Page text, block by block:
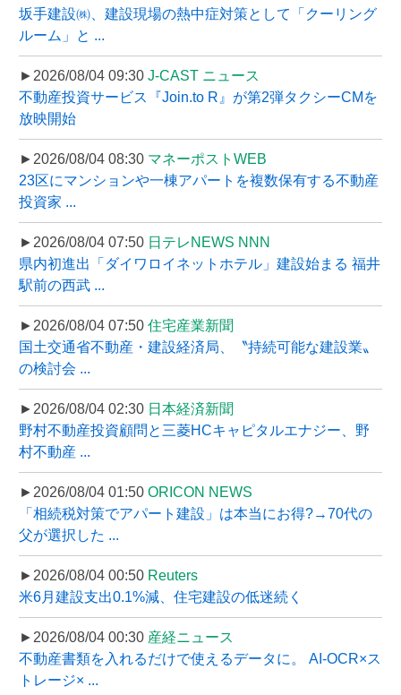
坂手建設㈱、建設現場の熱中症対策として「クーリング
ルーム」と ...
►2026/08/04 09:30 J-CAST ニュース
不動産投資サービス『Join.to R』が第2弾タクシーCMを
放映開始
►2026/08/04 08:30 マネーポストWEB
23区にマンションや一棟アパートを複数保有する不動産
投資家 ...
►2026/08/04 07:50 日テレNEWS NNN
県内初進出「ダイワロイネットホテル」建設始まる 福井
駅前の西武 ...
►2026/08/04 07:50 住宅産業新聞
国土交通省不動産・建設経済局、〝持続可能な建設業〟
の検討会 ...
►2026/08/04 02:30 日本経済新聞
野村不動産投資顧問と三菱HCキャピタルエナジー、野
村不動産 ...
►2026/08/04 01:50 ORICON NEWS
「相続税対策でアパート建設」は本当にお得?→70代の
父が選択した ...
►2026/08/04 00:50 Reuters
米6月建設支出0.1%減、住宅建設の低迷続く
►2026/08/04 00:30 産経ニュース
不動産書類を入れるだけで使えるデータに。 AI-OCR×ス
トレージ× ...